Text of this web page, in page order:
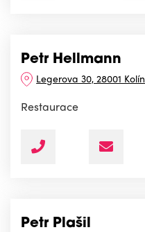
Petr Hellmann
Legerova 30, 28001 Kolín
Restaurace
Petr Plašil